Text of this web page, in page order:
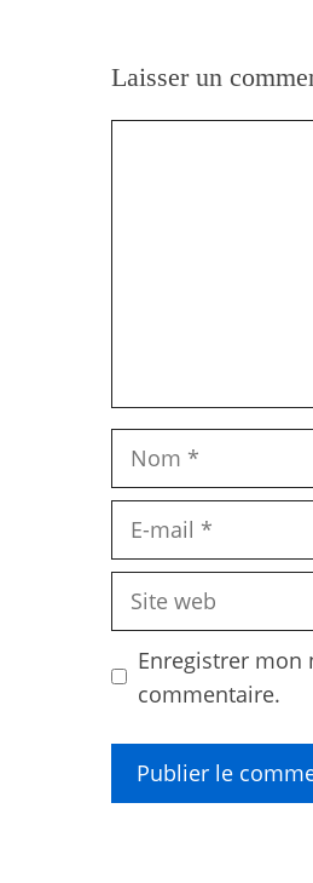
Laisser un
Nom
Site
Enregistrer
commentaire.